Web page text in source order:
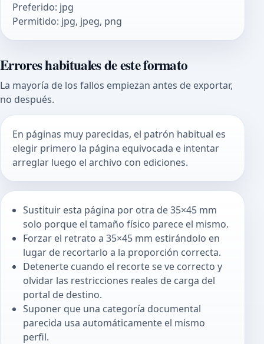
Preferido: jpg
Permitido: jpg, jpeg, png
Errores habituales de este formato
La mayoría de los fallos empiezan antes de exportar,
no después.
En páginas muy parecidas, el patrón habitual es
elegir primero la página equivocada e intentar
arreglar luego el archivo con ediciones.
Sustituir esta página por otra de 35×45 mm
solo porque el tamaño físico parece el mismo.
Forzar el retrato a 35×45 mm estirándolo en
lugar de recortarlo a la proporción correcta.
Detenerte cuando el recorte se ve correcto y
olvidar las restricciones reales de carga del
portal de destino.
Suponer que una categoría documental
parecida usa automáticamente el mismo
perfil.